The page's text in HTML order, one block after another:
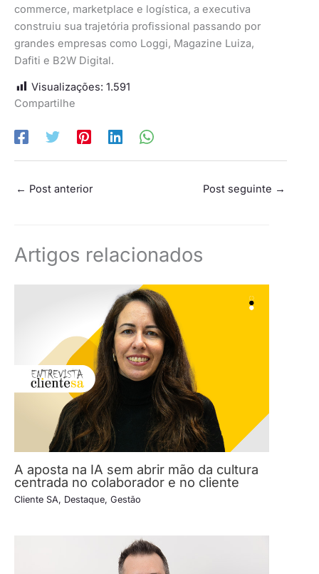
commerce, marketplace e logística, a executiva
construiu sua trajetória profissional passando por
grandes empresas como Loggi, Magazine Luiza,
Dafiti e B2W Digital.
Visualizações: 1.591
Compartilhe
← Post anterior Post seguinte →
Artigos relacionados
A aposta na IA sem abrir mão da cultura
centrada no colaborador e no cliente
Cliente SA, Destaque, Gestão